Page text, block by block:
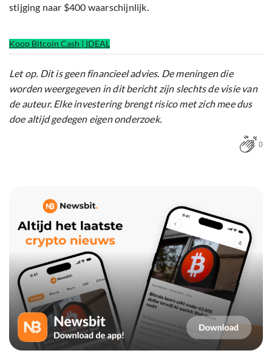
stijging naar $400 waarschijnlijk.
Koop Bitcoin Cash | IDEAL
Let op. Dit is geen financieel advies. De meningen die
worden weergegeven in dit bericht zijn slechts de visie van
de auteur. Elke investering brengt risico met zich mee dus
doe altijd gedegen eigen onderzoek.
0